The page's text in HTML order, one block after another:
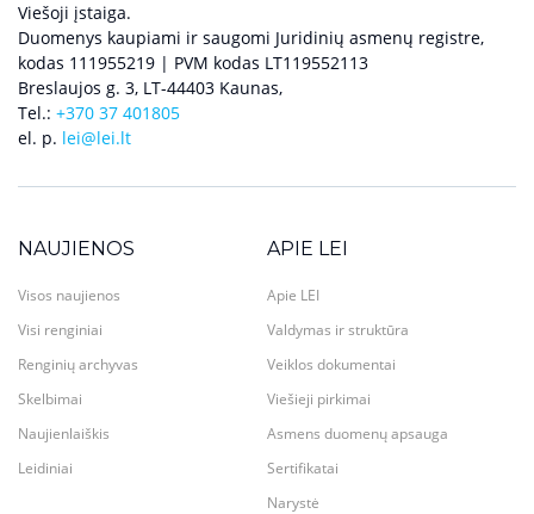
Viešoji įstaiga.
Duomenys kaupiami ir saugomi Juridinių asmenų registre,
kodas 111955219 | PVM kodas LT119552113
Breslaujos g. 3, LT-44403 Kaunas,
Tel.: +370 37 401805
el. p. lei@lei.lt
NAUJIENOS
Visos naujienos
Visi renginiai
Renginių archyvas
Skelbimai
Naujienlaiškis
Leidiniai
APIE LEI
Apie LEI
Valdymas ir struktūra
Veiklos dokumentai
Viešieji pirkimai
Asmens duomenų apsauga
Sertifikatai
Narystė